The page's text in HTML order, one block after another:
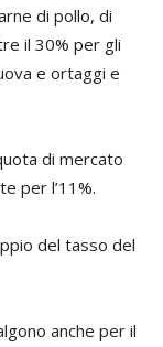
di pollo, di
il 30% per gli
e ortaggi e
di mercato
per l’11%.
del tasso del
anche per il